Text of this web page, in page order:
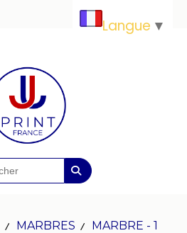
MARBRES MARBRE - 1
Langue ▼